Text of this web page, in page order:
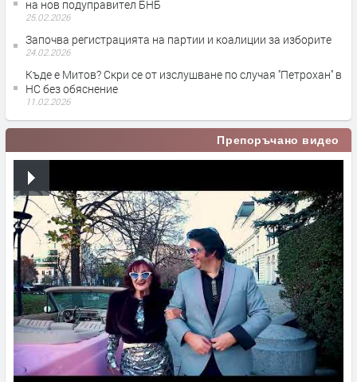
на нов подуправител БНБ
25.02.2026
Започва регистрацията на партии и коалиции за изборите
24.02.2026
Къде е Митов? Скри се от изслушване по случая ''Петрохан'' в
НС без обяснение
11.02.2026
Препоръчано видео